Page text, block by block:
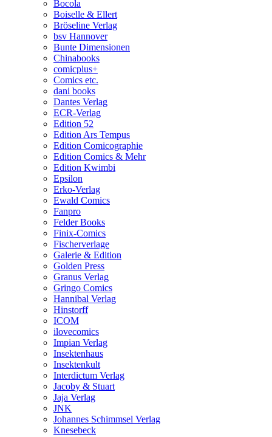
Bocola
Boiselle & Ellert
Bröseline Verlag
bsv Hannover
Bunte Dimensionen
Chinabooks
comicplus+
Comics etc.
dani books
Dantes Verlag
ECR-Verlag
Edition 52
Edition Ars Tempus
Edition Comicographie
Edition Comics & Mehr
Edition Kwimbi
Epsilon
Erko-Verlag
Ewald Comics
Fanpro
Felder Books
Finix-Comics
Fischerverlage
Galerie & Edition
Golden Press
Granus Verlag
Gringo Comics
Hannibal Verlag
Hinstorff
ICOM
ilovecomics
Impian Verlag
Insektenhaus
Insektenkult
Interdictum Verlag
Jacoby & Stuart
Jaja Verlag
JNK
Johannes Schimmsel Verlag
Knesebeck